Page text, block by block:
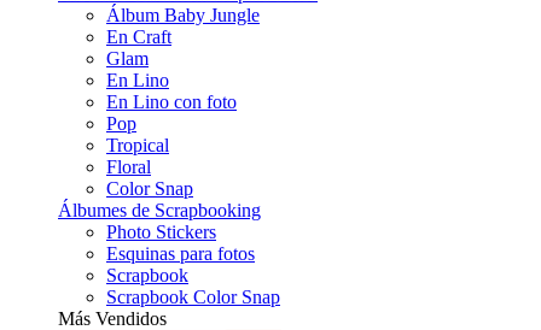
Álbum Baby Jungle
En Craft
Glam
En Lino
En Lino con foto
Pop
Tropical
Floral
Color Snap
Álbumes de Scrapbooking
Photo Stickers
Esquinas para fotos
Scrapbook
Scrapbook Color Snap
Más Vendidos